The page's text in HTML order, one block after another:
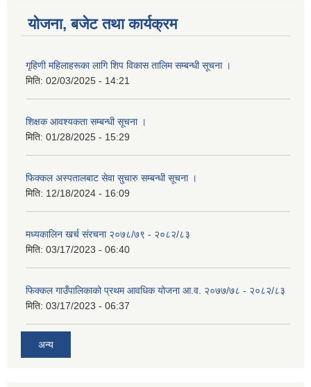
योजना, बजेट तथा कार्यक्रम
गृहिणी महिलाहरूका लागि शिप विकास तालिम सम्बन्धी सूचना ‌।
मिति: 02/03/2025 - 14:21
शिक्षक आवश्यकता सम्बन्धी सूचना ।
मिति: 01/28/2025 - 15:29
फिक्कल अस्पतालबाट सेवा सुचारु सम्बन्धी सूचना ।
मिति: 12/18/2024 - 16:09
मध्यकालिन खर्च संरचना २०७८/७९ - २०८२/८३
मिति: 03/17/2023 - 06:40
फिक्कल गाउँपालिकाको प्रथम आवधिक योजना आ.व. २०७७/७८ - २०८२/८३
मिति: 03/17/2023 - 06:37
अन्य